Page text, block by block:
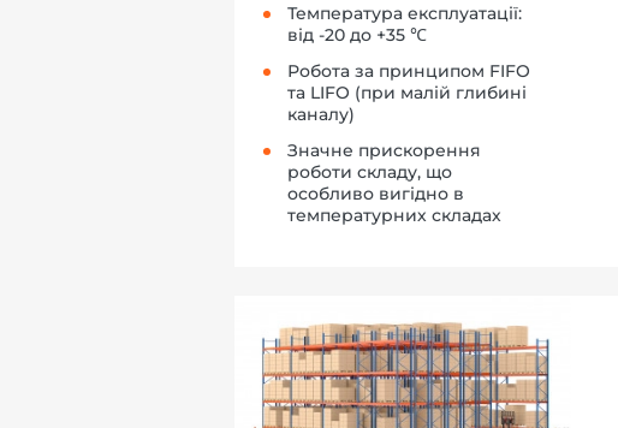
Температура експлуатації:
від -20 до +35 ℃
Робота за принципом FIFO
та LIFO (при малій глибині
каналу)
Значне прискорення
роботи складу, що
особливо вигідно в
температурних складах